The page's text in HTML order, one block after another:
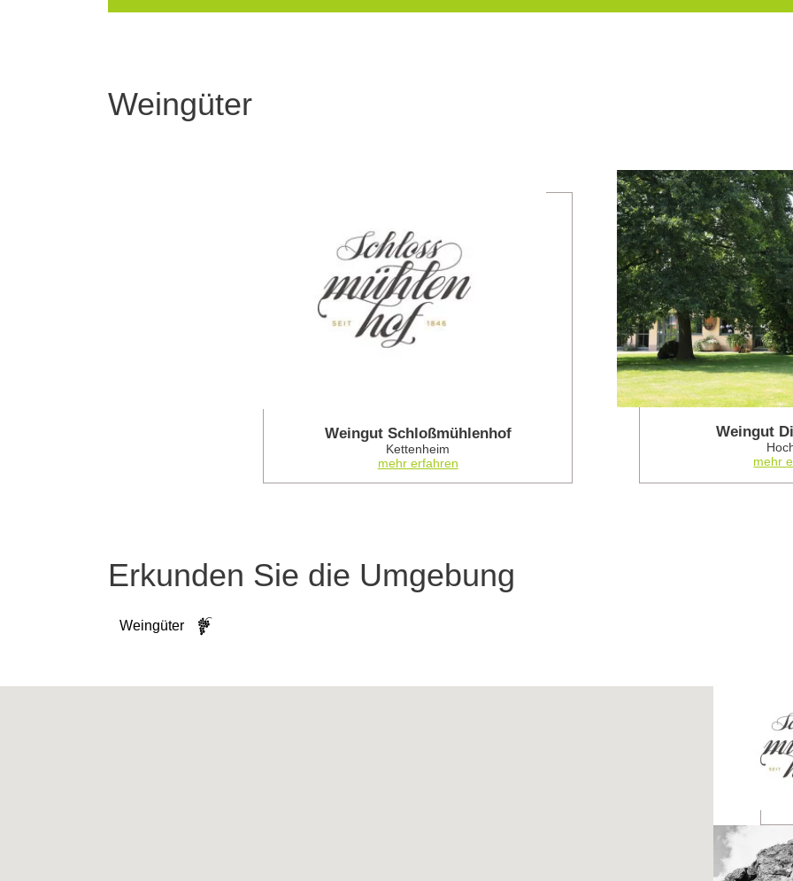
Weingüter
Weingut Schloßmühlenhof
Kettenheim
mehr erfahren
mehr erfahren
Weingut
mehr
Erkunden Sie die Umgebung
Weingüter